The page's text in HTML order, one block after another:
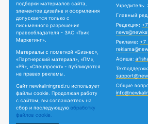
подборки материалов сайта,
элементов дизайна и оформления
допускается только с
письменного разрешения
правообладателя - ЗАО «Твик
Маркетинг».
Материалы с пометкой «Бизнес»,
«Партнерский материал», «ПМ»,
«PR», «Спецпроект» - публикуются
на правах рекламы.
Сайт newkaliningrad.ru использует
файлы cookie. Продолжая работу
с сайтом, вы соглашаетесь на
сбор и последующую обработку
файлов cookie.
Учредитель:
Главный
Редакция:
Реклама: +7
Афиша:
Общие